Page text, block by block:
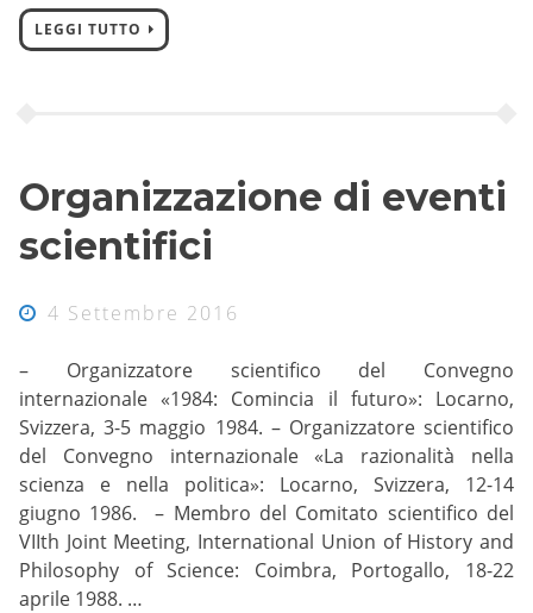
LEGGI TUTTO
Organizzazione di eventi
scientifici
4 Settembre 2016
– Organizzatore scientifico del Convegno
internazionale «1984: Comincia il futuro»: Locarno,
Svizzera, 3-5 maggio 1984. – Organizzatore scientifico
del Convegno internazionale «La razionalità nella
scienza e nella politica»: Locarno, Svizzera, 12-14
giugno 1986. – Membro del Comitato scientifico del
VIIth Joint Meeting, International Union of History and
Philosophy of Science: Coimbra, Portogallo, 18-22
aprile 1988. …